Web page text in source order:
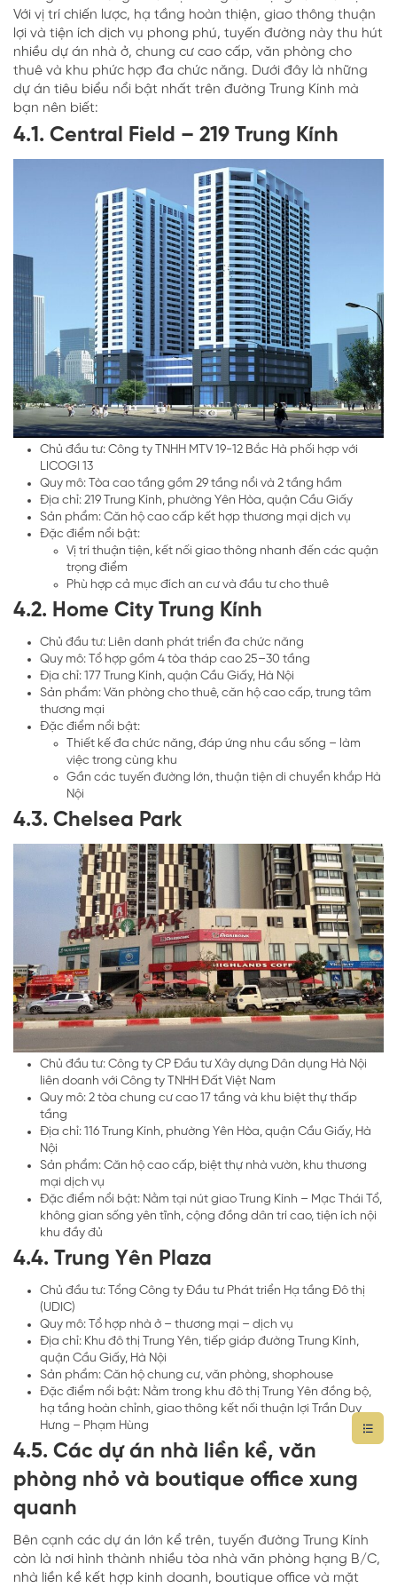
Với vị trí chiến lược, hạ tầng hoàn thiện, giao thông thuận
lợi và tiện ích dịch vụ phong phú, tuyến đường này thu hút
nhiều dự án nhà ở, chung cư cao cấp, văn phòng cho
thuê và khu phức hợp đa chức năng. Dưới đây là những
dự án tiêu biểu nổi bật nhất trên đường Trung Kính mà
bạn nên biết:
4.1. Central Field – 219 Trung Kính
Chủ đầu tư: Công ty TNHH MTV 19-12 Bắc Hà phối hợp với
LICOGI 13
Quy mô: Tòa cao tầng gồm 29 tầng nổi và 2 tầng hầm
Địa chỉ: 219 Trung Kính, phường Yên Hòa, quận Cầu Giấy
Sản phẩm: Căn hộ cao cấp kết hợp thương mại dịch vụ
Đặc điểm nổi bật:
Vị trí thuận tiện, kết nối giao thông nhanh đến các quận
trọng điểm
Phù hợp cả mục đích an cư và đầu tư cho thuê
4.2. Home City Trung Kính
Chủ đầu tư: Liên danh phát triển đa chức năng
Quy mô: Tổ hợp gồm 4 tòa tháp cao 25–30 tầng
Địa chỉ: 177 Trung Kính, quận Cầu Giấy, Hà Nội
Sản phẩm: Văn phòng cho thuê, căn hộ cao cấp, trung tâm
thương mại
Đặc điểm nổi bật:
Thiết kế đa chức năng, đáp ứng nhu cầu sống – làm
việc trong cùng khu
Gần các tuyến đường lớn, thuận tiện di chuyển khắp Hà
Nội
4.3. Chelsea Park
Chủ đầu tư: Công ty CP Đầu tư Xây dựng Dân dụng Hà Nội
liên doanh với Công ty TNHH Đất Việt Nam
Quy mô: 2 tòa chung cư cao 17 tầng và khu biệt thự thấp
tầng
Địa chỉ: 116 Trung Kính, phường Yên Hòa, quận Cầu Giấy, Hà
Nội
Sản phẩm: Căn hộ cao cấp, biệt thự nhà vườn, khu thương
mại dịch vụ
Đặc điểm nổi bật: Nằm tại nút giao Trung Kính – Mạc Thái Tổ,
không gian sống yên tĩnh, cộng đồng dân trí cao, tiện ích nội
khu đầy đủ
4.4. Trung Yên Plaza
Chủ đầu tư: Tổng Công ty Đầu tư Phát triển Hạ tầng Đô thị
(UDIC)
Quy mô: Tổ hợp nhà ở – thương mại – dịch vụ
Địa chỉ: Khu đô thị Trung Yên, tiếp giáp đường Trung Kính,
quận Cầu Giấy, Hà Nội
Sản phẩm: Căn hộ chung cư, văn phòng, shophouse
Đặc điểm nổi bật: Nằm trong khu đô thị Trung Yên đồng bộ,
hạ tầng hoàn chỉnh, giao thông kết nối thuận lợi Trần Duy
Hưng – Phạm Hùng
4.5. Các dự án nhà liền kề, văn
phòng nhỏ và boutique office xung
quanh
Bên cạnh các dự án lớn kể trên, tuyến đường Trung Kính
còn là nơi hình thành nhiều tòa nhà văn phòng hạng B/C,
nhà liền kề kết hợp kinh doanh, boutique office và mặt